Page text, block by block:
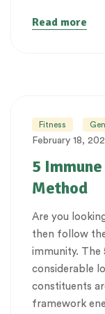
Read more
Fitness
February 18,
5
Method
Are you
then follow
immunity. The
considerable
constituents
framework